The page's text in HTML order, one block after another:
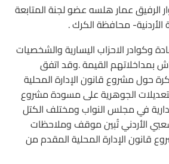
الرفيق عمار هلسه عضو لجنة المتابعة
الأردنية- محافظة الكرك .
وكوادر الاحزاب اليسارية والشخصيات
بمداخلاتهم القيمة .وقد اتفق
حول مشروع قانون الإدارة المحلية
الجوهرية على مسودة مشروع
في مجلس النواب ومختلف الكتل
الأردني تُبين موقف وملاحظات
قانون الإدارة المحلية المقدم من